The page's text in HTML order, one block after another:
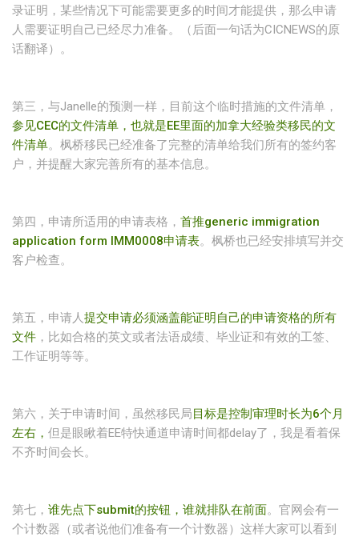
录证明，某些情况下可能需要更多的时间才能提供，那么申请
人需要证明自己已经尽力准备。（后面一句话为CICNEWS的原
话翻译）。
第三，与Janelle的预测一样，目前这个临时措施的文件清单，
参见CEC的文件清单，也就是EE里面的加拿大经验类移民的文
件清单。枫桥移民已经准备了完整的清单给我们所有的签约客
户，并提醒大家完善所有的基本信息。
第四，申请所适用的申请表格， 首推generic immigration
application form IMM0008申请表。枫桥也已经安排填写并交
客户检查。
第五，申请人提交申请必须涵盖能证明自己的申请资格的所有
文件 ，比如合格的英文或者法语成绩、毕业证和有效的工签、
工作证明等等。
第六，关于申请时间，虽然移民局目标是控制审理时长为6个月
左右， 但是眼瞅着EE特快通道申请时间都delay了，我是看着保
不齐时间会长。
第七， 谁先点下submit的按钮，谁就排队在前面。官网会有一
个计数器（或者说他们准备有一个计数器）这样大家可以看到